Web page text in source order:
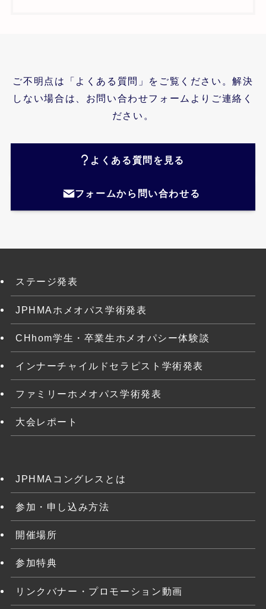
ご不明点は「よくある質問」をご覧ください。解決
しない場合は、お問い合わせフォームよりご連絡く
ださい。
よくある質問を見る
フォームから問い合わせる
ステージ発表
JPHMAホメオパス学術発表
CHhom学生・卒業生ホメオパシー体験談
インナーチャイルドセラピスト学術発表
ファミリーホメオパス学術発表
大会レポート
JPHMAコングレスとは
参加・申し込み方法
開催場所
参加特典
リンクバナー・プロモーション動画